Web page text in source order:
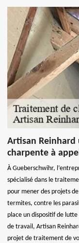
Artisan
charpente à
À Gueberschwihr,
spécialisé dans le
pour mener des projets
termites, contre les
place un dispositif de
de travail, Artisan
projet de traitement de